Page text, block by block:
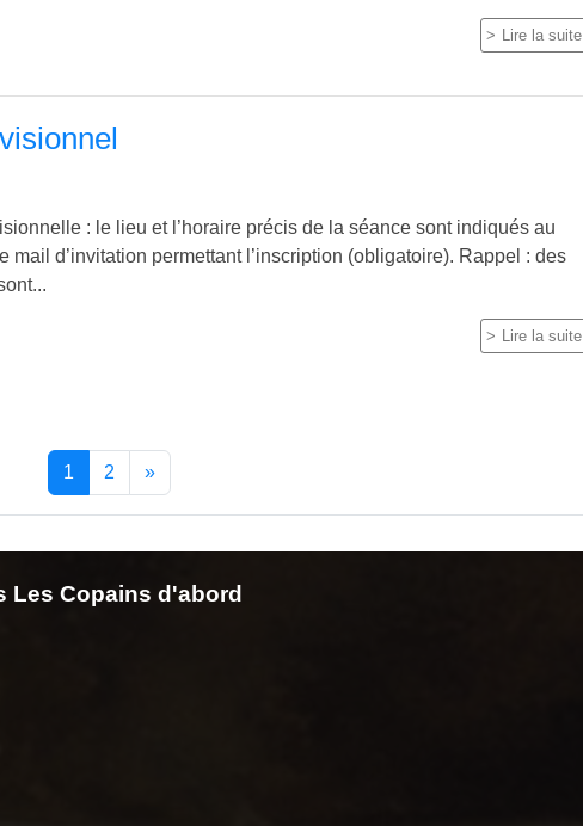
Lire la suite
: le lieu et l’horaire précis de la séance sont indiqués au
mail d’invitation permettant l’inscription (obligatoire). Rappel : des
Lire la suite
1 2 »
Les Copains d'abord